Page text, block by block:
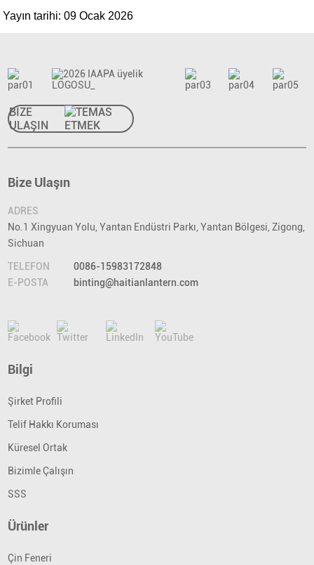
Yayın tarihi: 09 Ocak 2026
BİZE
ULAŞIN
Bize Ulaşın
ADRES
No.1 Xingyuan Yolu, Yantan Endüstri Parkı, Yantan Bölgesi, Zigong,
Sichuan
TELEFON
0086-15983172848
E-POSTA
binting@haitianlantern.com
Bilgi
Şirket Profili
Telif Hakkı Koruması
Küresel Ortak
Bizimle Çalışın
SSS
Ürünler
Çin Feneri